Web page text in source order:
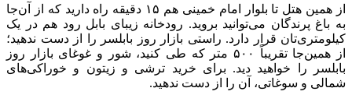
از همین هتل تا بلوار امام خمینی هم ۱۵ دقیقه راه دارید که از آن‌جا
به باغ پرندگان می‌توانید بروید. رودخانه زیبای بابل رود هم در یک
کیلومتری‌تان قرار دارد. راستی بازار روز بابلسر را از دست ندهید؛
از همین‌جا تقریباً ۵۰۰ متر که طی کنید، شور و غوغای بازار روز
بابلسر را خواهید دید. برای خرید ترشی و زیتون و خوراکی‌های
شمالی و سوغاتی، آن را از دست ندهید.